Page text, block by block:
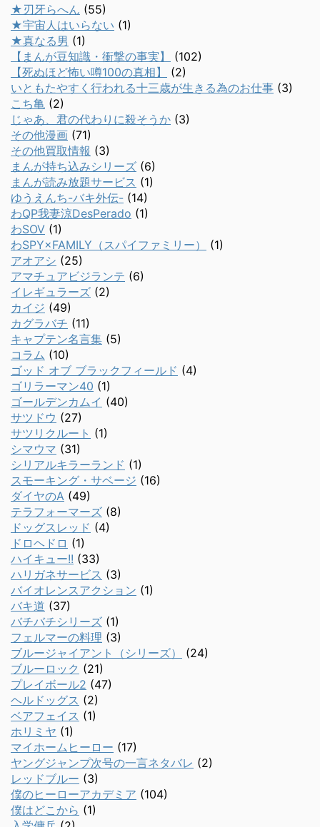
★刃牙らへん (55)
★宇宙人はいらない (1)
★真なる男 (1)
【まんが豆知識・衝撃の事実】
(102)
【死ぬほど怖い噂100の真相】
(2)
いともたやすく行われる十三歳が生きる為のお仕事 (3)
こち亀 (2)
じゃあ、君の代わりに殺そうか (3)
その他漫画 (71)
その他買取情報 (3)
まんが持ち込みシリーズ (6)
まんが読み放題サービス (1)
ゆうえんち-バキ外伝- (14)
わQP我妻涼DesPerado (1)
わSOV (1)
わSPY×FAMILY（スパイファミリー）
(1)
アオアシ (25)
アマチュアビジランテ (6)
イレギュラーズ (2)
カイジ (49)
カグラバチ (11)
キャプテン名言集 (5)
コラム (10)
ゴッド オブ ブラックフィールド (4)
ゴリラーマン40 (1)
ゴールデンカムイ (40)
サツドウ (27)
サツリクルート (1)
シマウマ (31)
シリアルキラーランド (1)
スモーキング・サベージ (16)
ダイヤのA (49)
テラフォーマーズ (8)
ドッグスレッド (4)
ドロヘドロ (1)
ハイキュー!! (33)
ハリガネサービス (3)
バイオレンスアクション (1)
バキ道 (37)
バチバチシリーズ (1)
フェルマーの料理 (3)
ブルージャイアント（シリーズ）
(24)
ブルーロック (21)
プレイボール2 (47)
ヘルドッグス (2)
ベアフェイス (1)
ホリミヤ (1)
マイホームヒーロー (17)
ヤングジャンプ次号の一言ネタバレ (2)
レッドブルー (3)
僕のヒーローアカデミア (104)
僕はどこから (1)